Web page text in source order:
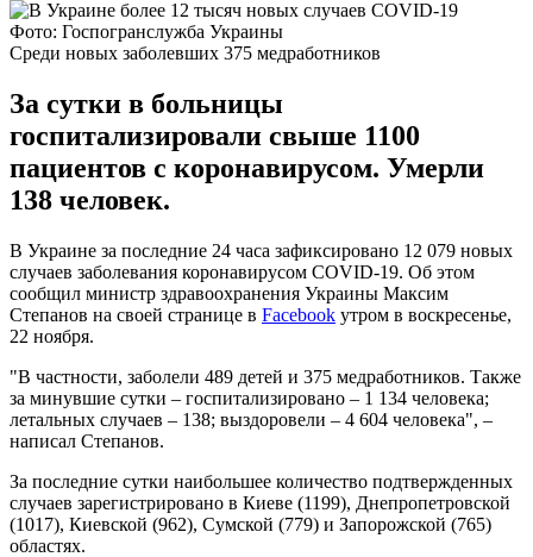
Фото: Госпогранслужба Украины
Среди новых заболевших 375 медработников
За сутки в больницы
госпитализировали свыше 1100
пациентов с коронавирусом. Умерли
138 человек.
В Украине за последние 24 часа зафиксировано 12 079 новых
случаев заболевания коронавирусом COVID-19. Об этом
сообщил министр здравоохранения Украины Максим
Степанов на своей странице в Facebook утром в воскресенье,
22 ноября.
"В частности, заболели 489 детей и 375 медработников. Также
за минувшие сутки – госпитализировано – 1 134 человека;
летальных случаев – 138; выздоровели – 4 604 человека", –
написал Степанов.
За последние сутки наибольшее количество подтвержденных
случаев зарегистрировано в Киеве (1199), Днепропетровской
(1017), Киевской (962), Сумской (779) и Запорожской (765)
областях.